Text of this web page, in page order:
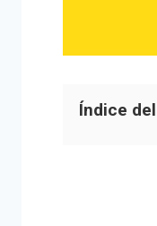
Índice